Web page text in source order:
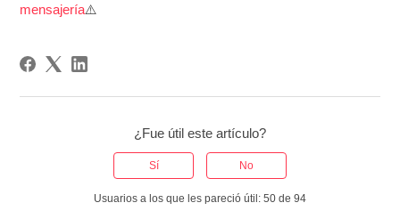
mensajería⚠️
¿Fue útil este artículo?
Sí No
Usuarios a los que les pareció útil: 50 de 94